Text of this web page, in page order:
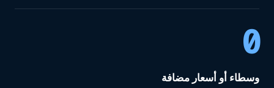
0
وسطاء أو أسعار مضافة